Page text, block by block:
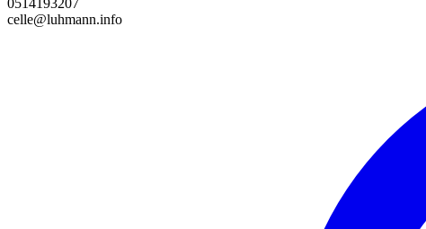
0514193207
celle@luhmann.info